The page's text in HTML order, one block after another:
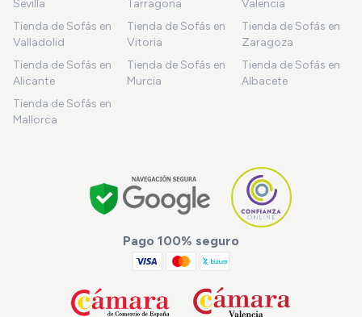
Sevilla
Tarragona
Valencia
Tienda de Sofás en
Valladolid
Tienda de Sofás en
Vitoria
Tienda de Sofás en
Zaragoza
Tienda de Sofás en
Alicante
Tienda de Sofás en
Murcia
Tienda de Sofás en
Albacete
Tienda de Sofás en
Mallorca
Pago 100% seguro